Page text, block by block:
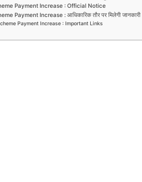
Payment Increase : Official Notice
Payment Increase : आधिकारिक तौर पर मिलेगी जानकारी
Payment Increase : Important Links